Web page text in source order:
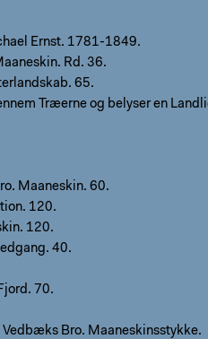
Ernst. 1781-1849.
Rd. 36.
65.
Træerne og belyser en
Maaneskin. 60.
120.
120.
40.
70.
Bro. Maaneskinsstykke.